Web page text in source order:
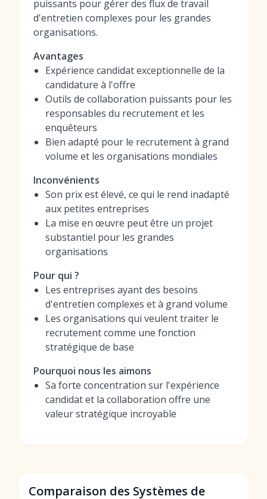
puissants pour gérer des flux de travail
d'entretien complexes pour les grandes
organisations.
Avantages
Expérience candidat exceptionnelle de la
candidature à l'offre
Outils de collaboration puissants pour les
responsables du recrutement et les
enquêteurs
Bien adapté pour le recrutement à grand
volume et les organisations mondiales
Inconvénients
Son prix est élevé, ce qui le rend inadapté
aux petites entreprises
La mise en œuvre peut être un projet
substantiel pour les grandes
organisations
Pour qui ?
Les entreprises ayant des besoins
d'entretien complexes et à grand volume
Les organisations qui veulent traiter le
recrutement comme une fonction
stratégique de base
Pourquoi nous les aimons
Sa forte concentration sur l'expérience
candidat et la collaboration offre une
valeur stratégique incroyable
Comparaison des Systèmes de